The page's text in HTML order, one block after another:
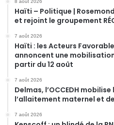
8 août 2026
Haïti – Politique |
et rejoint le groupement
7 août 2026
Haïti : les Acteurs
annoncent une
partir du 12 août
7 août 2026
Delmas, l’OCCEDH
l’allaitement maternel et
7 août 2026